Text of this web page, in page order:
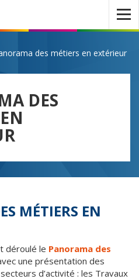
Ouvrir
le
menu
des métiers en extérieur
DES
MÉTIERS EN
déroulé le Panorama des
une présentation des
d’activité : les Travaux